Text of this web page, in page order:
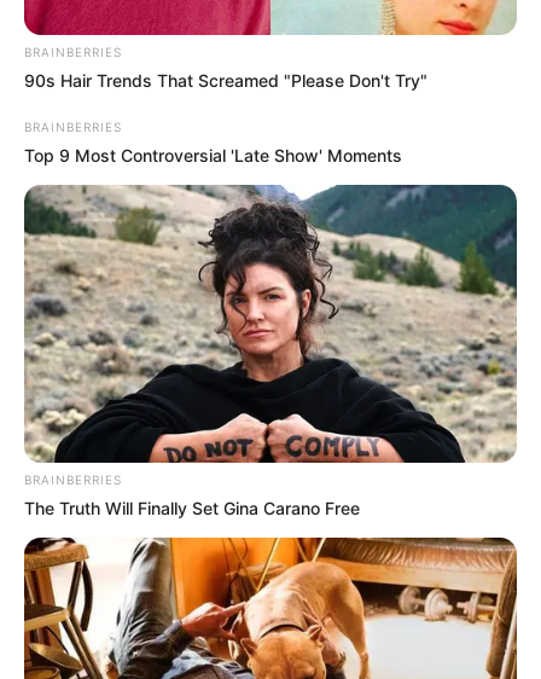
BRAINBERRIES
90s Hair Trends That Screamed "Please Don't Try"
BRAINBERRIES
Top 9 Most Controversial 'Late Show' Moments
BRAINBERRIES
The Truth Will Finally Set Gina Carano Free